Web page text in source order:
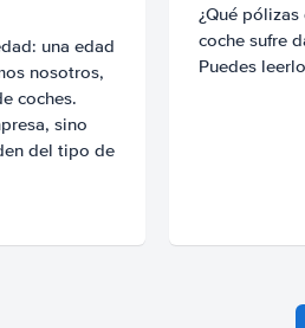
una edad
nosotros,
coches.
sino
del tipo de
¿Qué pólizas
coche sufre
Puedes